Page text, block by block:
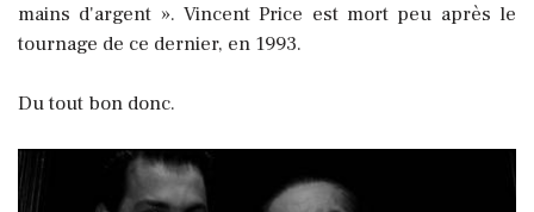
mains d'argent ». Vincent Price est mort peu après le
tournage de ce dernier, en 1993.
Du tout bon donc.